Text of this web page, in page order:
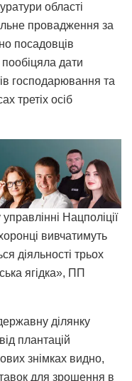
області
провадження за
посадовців
дати
господарювання та
третіх осіб
Нацполіції
вивчатимуть
діяльності трьох
ягідка», ПП
ділянку
плантацій
знімках видно,
для зрошення в